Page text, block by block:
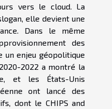
vers le cloud. La
elle devient une
Dans le même
des
un enjeu géopolitique
2022 a montré la
et les États-Unis
ont lancé des
dont le CHIPS and